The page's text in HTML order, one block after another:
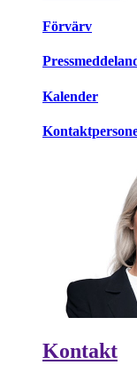
Förvärv
Kalender
Kontakt